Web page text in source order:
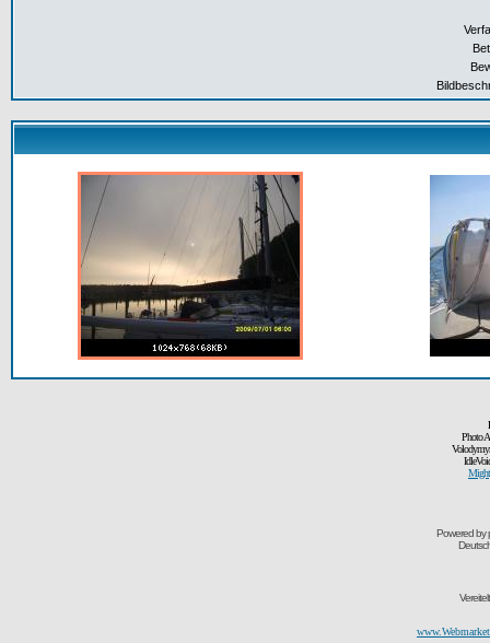
Photo
Powered by